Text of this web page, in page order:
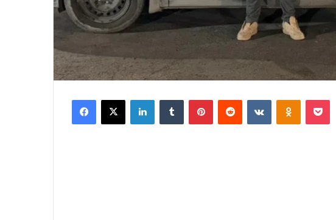
Facebook
X LinkedInTumblr PinterestReddit VKontakte